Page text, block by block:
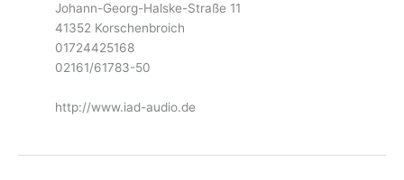
Johann-Georg-Halske-Straße 11
41352 Korschenbroich
01724425168
02161/61783-50
http://www.iad-audio.de